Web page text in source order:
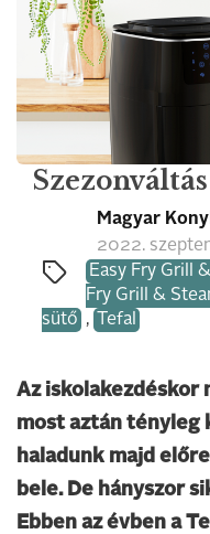
Magyar
2022.
Easy Fry Grill
Fry Grill &
sütő , Tefal
Az iskolakezdéskor
most aztán tényleg
haladunk majd
bele. De hányszor
Ebben az évben a